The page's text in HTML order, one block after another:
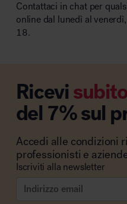
Contattaci in chat per
online dal lunedì al
18.
Ricevi
del 7% sul
Accedi alle condizioni
professionisti e
Iscriviti alla newsletter